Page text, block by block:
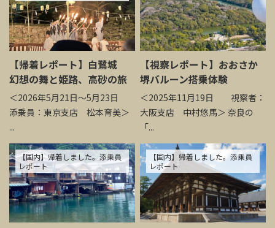
【帰着レポート】白鷺城
幻想の舞と姫路、高砂の旅
＜2026年5月21日～5月23日
添乗員：東京支店 松本育美＞
...
【視察レポート】おおさか
堺バルーン搭乗体験
＜2025年11月19日 視察者：
大阪支店 中村悠馬＞ 奈良の
「...
【国内】帰着しました。添乗員
レポート
【国内】帰着しました。添乗員
レポート